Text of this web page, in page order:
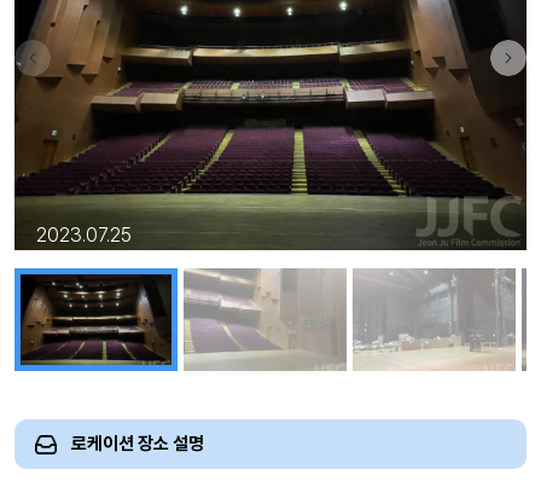
2023.07.25
로케이션 장소 설명